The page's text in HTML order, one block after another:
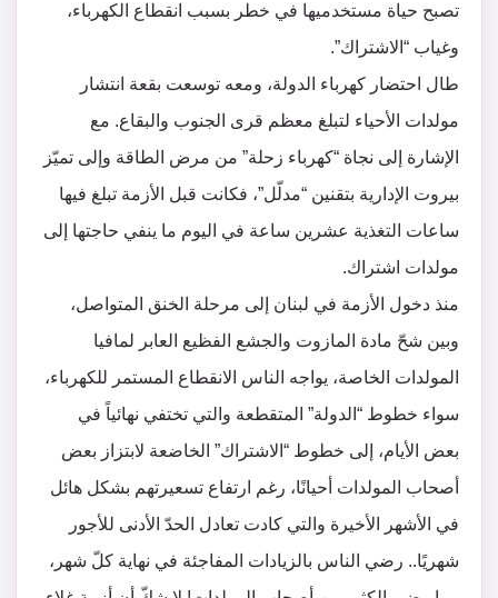
تصبح حياة مستخدميها في خطر بسبب انقطاع الكهرباء،
وغياب “الاشتراك”.
طال احتضار كهرباء الدولة، ومعه توسعت بقعة انتشار
مولدات الأحياء لتبلغ معظم قرى الجنوب والبقاع. مع
الإشارة إلى نجاة “كهرباء زحلة” من مرض الطاقة وإلى تميّز
بيروت الإدارية بتقنين “مدلّل”، فكانت قبل الأزمة تبلغ فيها
ساعات التغذية عشرين ساعة في اليوم ما ينفي حاجتها إلى
مولدات اشتراك.
منذ دخول الأزمة في لبنان إلى مرحلة الخنق المتواصل،
وبين شحّ مادة المازوت والجشع الفظيع العابر لمافيا
المولدات الخاصة، يواجه الناس الانقطاع المستمر للكهرباء،
سواء خطوط “الدولة” المتقطعة والتي تختفي نهائياً في
بعض الأيام، إلى خطوط “الاشتراك” الخاضعة لابتزاز بعض
أصحاب المولدات أحيانًا، رغم ارتفاع تسعيرتهم بشكل هائل
في الأشهر الأخيرة والتي كادت تعادل الحدّ الأدنى للأجور
شهريًا.. رضي الناس بالزيادات المفاجئة في نهاية كلّ شهر،